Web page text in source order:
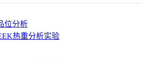
位分析
热重分析实验